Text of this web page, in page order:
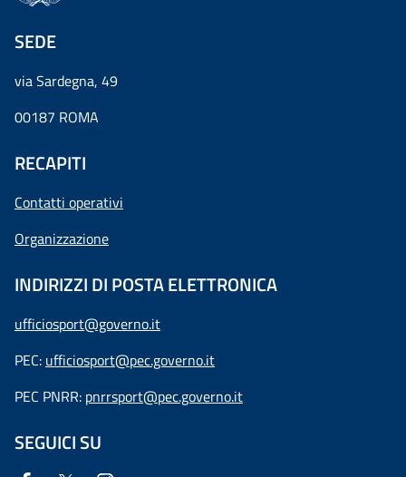
SEDE
via Sardegna, 49
00187 ROMA
RECAPITI
Contatti operativi
Organizzazione
INDIRIZZI DI POSTA ELETTRONICA
ufficiosport@governo.it
PEC: ufficiosport@pec.governo.it
PEC PNRR: pnrrsport@pec.governo.it
SEGUICI SU